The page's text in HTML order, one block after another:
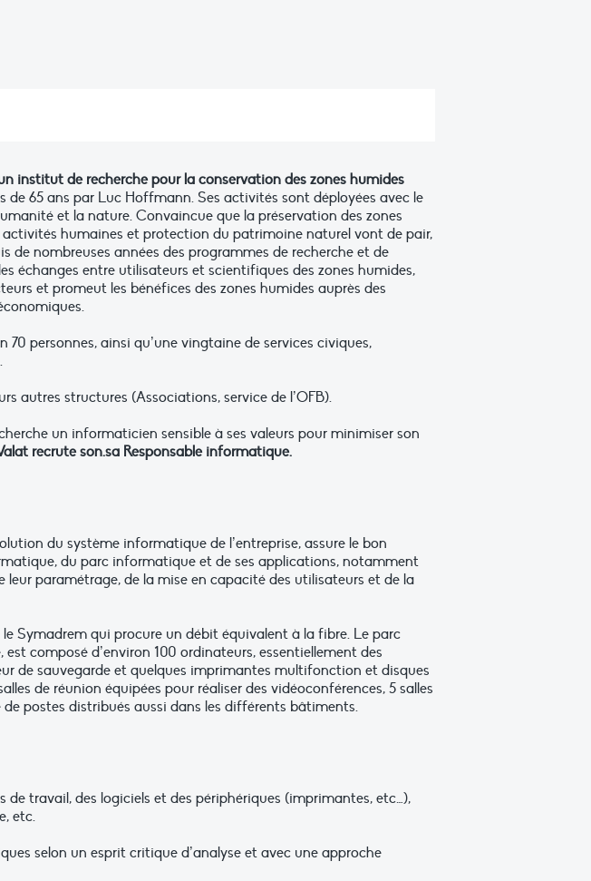
institut de recherche pour la conservation des zones humides
de 65 ans par Luc Hoffmann. Ses activités sont déployées avec le
et la nature. Convaincue que la préservation des zones
activités humaines et protection du patrimoine naturel vont de pair,
de nombreuses années des programmes de recherche et de
échanges entre utilisateurs et scientifiques des zones humides,
et promeut les bénéfices des zones humides auprès des
70 personnes, ainsi qu’une vingtaine de services civiques,
autres structures (Associations, service de l’OFB).
un informaticien sensible à ses valeurs pour minimiser son
recrute son.sa Responsable informatique.
du système informatique de l’entreprise, assure le bon
du parc informatique et de ses applications, notamment
paramétrage, de la mise en capacité des utilisateurs et de la
Symadrem qui procure un débit équivalent à la fibre. Le parc
composé d’environ 100 ordinateurs, essentiellement des
de sauvegarde et quelques imprimantes multifonction et disques
de réunion équipées pour réaliser des vidéoconférences, 5 salles
postes distribués aussi dans les différents bâtiments.
travail, des logiciels et des périphériques (imprimantes, etc…),
etc.
selon un esprit critique d’analyse et avec une approche